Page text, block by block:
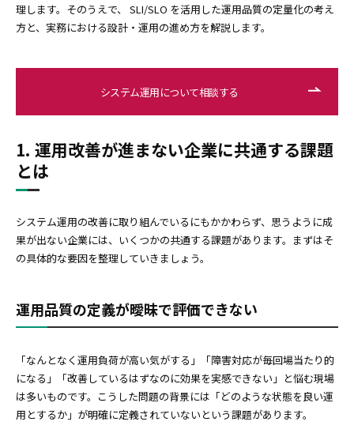
理します。そのうえで、 SLI/SLO を活用した運用品質の定量化の考え
方と、実務における設計・運用の進め方を解説します。
システム運用について相談する
1. 運用改善が進まない企業に共通する課題
とは
システム運用の改善に取り組んでいるにもかかわらず、思うように成
果が出ない企業には、いくつかの共通する課題があります。まずはそ
の具体的な要因を整理していきましょう。
運用品質の定義が曖昧で評価できない
「なんとなく運用負荷が高い気がする」「障害対応が毎回場当たり的
になる」「改善しているはずなのに効果を実感できない」と悩む現場
は多いものです。こうした問題の背景には「どのような状態を良い運
用とするか」が明確に定義されていないという課題があります。